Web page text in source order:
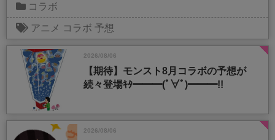
コラボ
アニメ コラボ 予想
2026/08/06
【期待】モンスト8月コラボの予想が
続々登場ｷﾀ━━━(ﾟ∀ﾟ)━━━!!
2026/08/06